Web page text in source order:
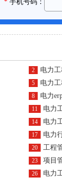
2 电力
5 电力
8 电力
11 电力
14 电力
17 电力
20 工程
23 项目
26 电力